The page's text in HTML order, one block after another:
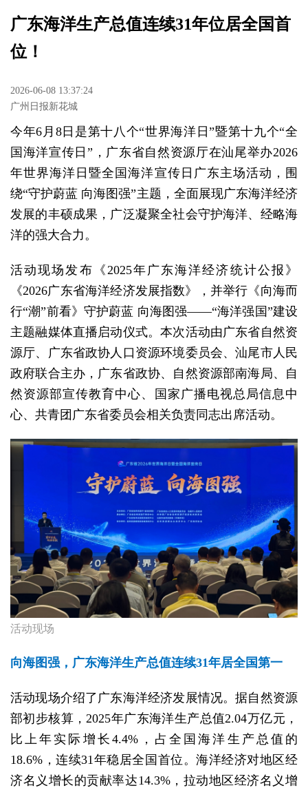
广东海洋生产总值连续31年位居全国首
位！
2026-06-08 13:37:24
广州日报新花城
今年6月8日是第十八个“世界海洋日”暨第十九个“全
国海洋宣传日”，广东省自然资源厅在汕尾举办2026
年世界海洋日暨全国海洋宣传日广东主场活动，围
绕“守护蔚蓝 向海图强”主题，全面展现广东海洋经济
发展的丰硕成果，广泛凝聚全社会守护海洋、经略海
洋的强大合力。
活动现场发布《2025年广东海洋经济统计公报》
《2026广东省海洋经济发展指数》，并举行《向海而
行“潮”前看》守护蔚蓝 向海图强——“海洋强国”建设
主题融媒体直播启动仪式。本次活动由广东省自然资
源厅、广东省政协人口资源环境委员会、汕尾市人民
政府联合主办，广东省政协、自然资源部南海局、自
然资源部宣传教育中心、国家广播电视总局信息中
心、共青团广东省委员会相关负责同志出席活动。
活动现场
向海图强，广东海洋生产总值连续31年居全国第一
活动现场介绍了广东海洋经济发展情况。据自然资源
部初步核算，2025年广东海洋生产总值2.04万亿元，
比上年实际增长4.4%，占全国海洋生产总值的
18.6%，连续31年稳居全国首位。海洋经济对地区经
济名义增长的贡献率达14.3%，拉动地区经济名义增